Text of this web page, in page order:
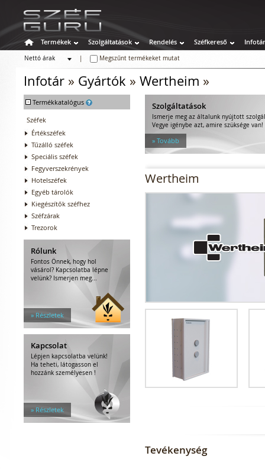
Termékek Szolgáltatások Rendelés Széfkereső Infotár
Nettó árak
Megszűnt termékeket mutat
Infotár » Gyártók » Wertheim »
- Termékkatalógus
Széfek
Értékszéfek
Tűzálló széfek
Speciális széfek
Fegyverszekrények
Hotelszéfek
Egyéb tárolók
Kiegészítők széfhez
Széfzárak
Trezorok
Rólunk
Fontos Önnek, hogy hol
vásárol? Kapcsolatba lépne
velünk? Ismerjen meg...
» Részletek
Kapcsolat
Lépjen kapcsolatba velünk!
Ha teheti, látogasson el
hozzánk személyesen !
» Részletek
Szolgáltatások
Ismerje meg az általunk nyújtott
Vegye igénybe azt, amire szüksége van!
» Tovább
Wertheim
Tevékenység